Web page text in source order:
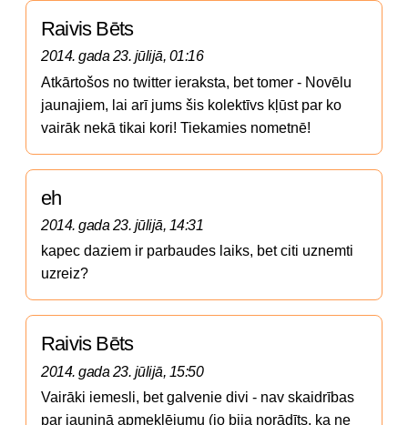
Raivis Bēts
2014. gada 23. jūlijā, 01:16
Atkārtošos no twitter ieraksta, bet tomer - Novēlu
jaunajiem, lai arī jums šis kolektīvs kļūst par ko
vairāk nekā tikai kori! Tiekamies nometnē!
eh
2014. gada 23. jūlijā, 14:31
kapec daziem ir parbaudes laiks, bet citi uznemti
uzreiz?
Raivis Bēts
2014. gada 23. jūlijā, 15:50
Vairāki iemesli, bet galvenie divi - nav skaidrības
par jauniņā apmeklējumu (jo bija norādīts, ka ne